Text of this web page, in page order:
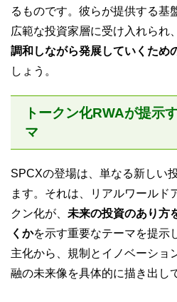
るものです。彼らが提供する基
広範な投資家層に受け入れられ、
調和しながら発展していくため
しょう。
トークン化RWAが提示
マ
SPCXの登場は、単なる新しい
ます。それは、リアルワールド
クン化が、 未来の投資のあり方
くかを示す重要なテーマを提示
主化から、規制とイノベーショ
融の未来像を具体的に描き出し